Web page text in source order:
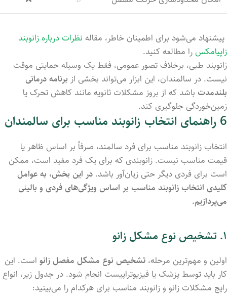
پیشنهاد می‌شود برای اطمینان خاطر، مقاله نظرات درباره زانوبند
زاپیامکس را مطالعه کنید.
زانوبند طبی، برخلاف تصور عمومی، فقط یک وسیلهحمایتی موقت
نیست. در سالمندان، این ابزار می‌تواند بخشی از برنامهدرمانی
بلندمدت باشد که از بروز مشکلات ثانویه مانند کاهش تحرک یا
زمین‌خوردگی جلوگیری کند.
6 راهنمای انتخاب زانوبند مناسب برای سالمندان
انتخاب زانوبند مناسب برای فرد سالمند، صرفاًبر اساس ظاهر یا
قیمت مناسب نیست. زانوبندی که برای یک فرد مفید است، ممکن
است برای فردی دیگر حتی زیان‌آور باشد. در این بخش، بهعوامل
کلیدی انتخاب زانوبند مناسب بر اساس ویژگی‌های فردی و بالینی
می‌پردازیم.
۱. تشخیص نوع مشکل زانو
اولین و مهم‌ترین مرحله، تشخیص نوع مشکل مفصلزانو است. این
کار باید توسط پزشک یا فیزیوتراپیست انجام شود. در جدول زیر، انواع
رایج مشکلات زانو و زانوبند مناسب برای هرکدام را می‌بینید: